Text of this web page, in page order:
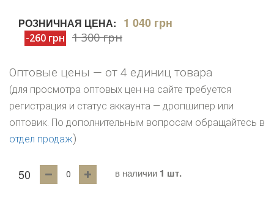
РОЗНИЧНАЯ ЦЕНА: 1 040 грн
-260 грн 1 300 грн
Оптовые цены — от 4 единиц товара
(для просмотра оптовых цен на сайте требуется
регистрация и статус аккаунта — дропшипер или
оптовик. По дополнительным вопросам обращайтесь в
отдел продаж)
50 в наличии 1 шт.